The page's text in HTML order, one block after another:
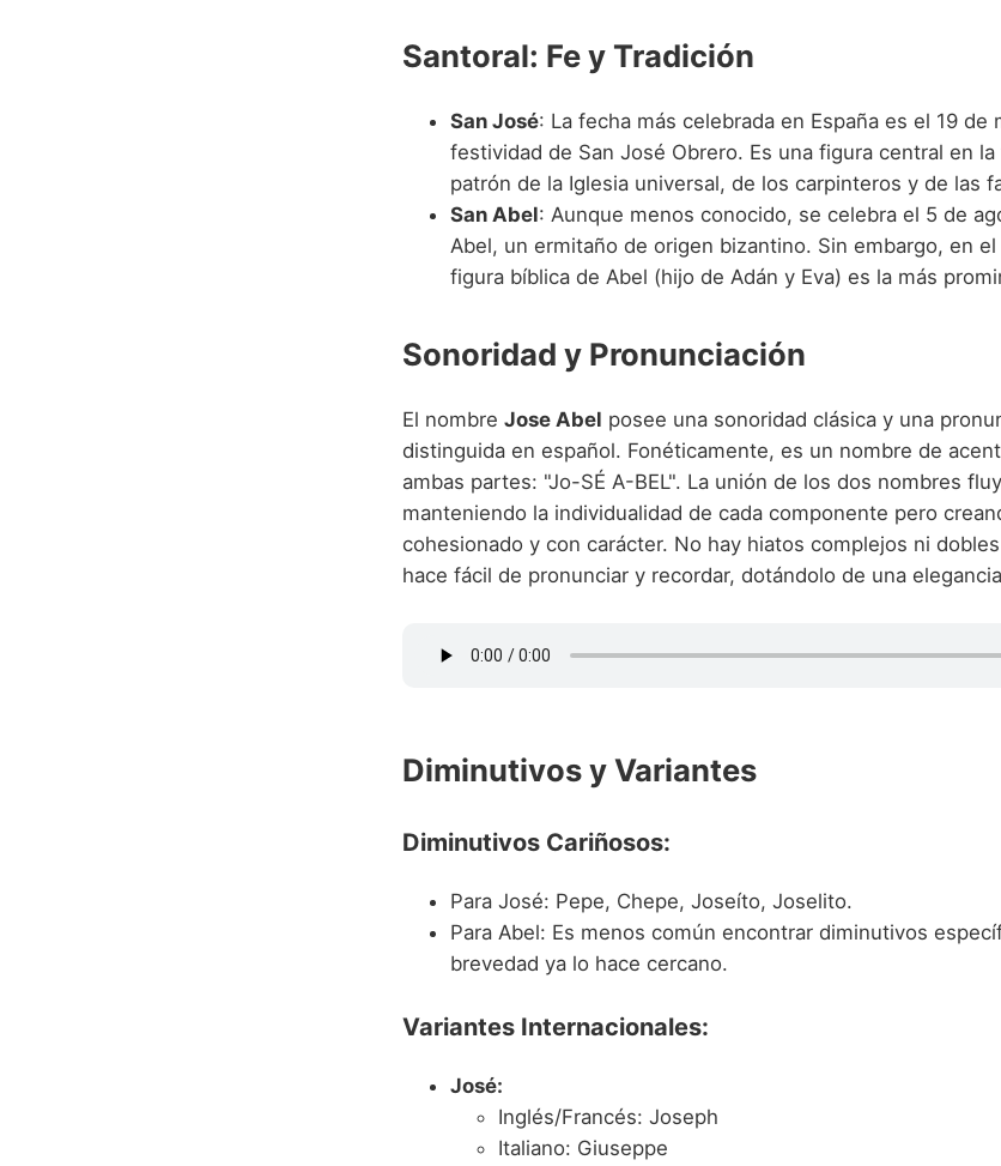
Santoral: Fe y Tradición
San José: La fecha más celebrada en España es el 19 de
festividad de San José Obrero. Es una figura central en
patrón de la Iglesia universal, de los carpinteros y de las
San Abel: Aunque menos conocido, se celebra el 5 de
Abel, un ermitaño de origen bizantino. Sin embargo, en
figura bíblica de Abel (hijo de Adán y Eva) es la más
Sonoridad y Pronunciación
El nombre Jose Abel posee una sonoridad clásica y una
distinguida en español. Fonéticamente, es un nombre de
ambas partes: "Jo-SÉ A-BEL". La unión de los dos nombres
manteniendo la individualidad de cada componente pero
cohesionado y con carácter. No hay hiatos complejos ni
hace fácil de pronunciar y recordar, dotándolo de una
Diminutivos y Variantes
Diminutivos Cariñosos:
Para José: Pepe, Chepe, Joseíto, Joselito.
Para Abel: Es menos común encontrar diminutivos
brevedad ya lo hace cercano.
Variantes Internacionales:
José:
Inglés/Francés: Joseph
Italiano: Giuseppe